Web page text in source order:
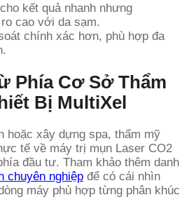
kết quả nhanh nhưng
cao với da sạm.
chính xác hơn, phù hợp đa
Phía Cơ Sở Thẩm
Bị MultiXel
hoặc xây dựng spa, thẩm mỹ
tế về máy trị mụn Laser CO2
đầu tư. Tham khảo thêm danh
chuyên nghiệp để có cái nhìn
máy phù hợp từng phân khúc